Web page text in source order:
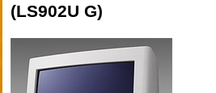
(LS902U G)